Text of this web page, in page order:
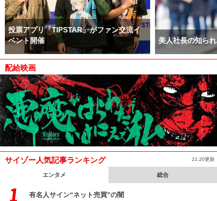
投票アプリ「TIPSTAR」がファン交流イ
ベント開催
美人社長の知ら
配給映画
サイゾー人気記事ランキング 21:20更新
エンタメ 総合
有名人サイン“ネット売買”の闇